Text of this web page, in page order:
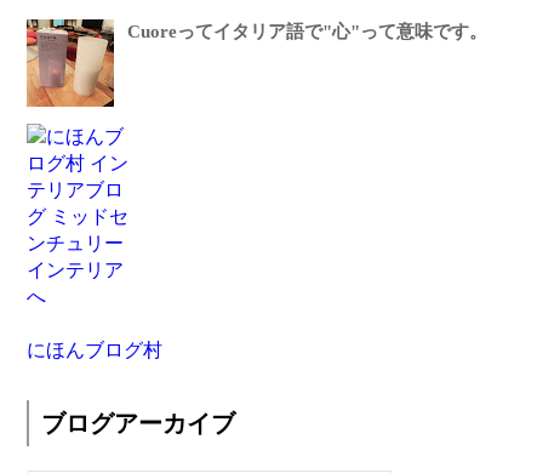
Cuoreってイタリア語で"心"って意味です。
にほんブログ村
ブログアーカイブ